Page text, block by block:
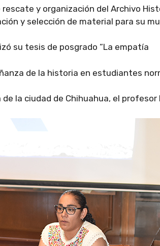
y organización del Archivo
y selección de material para su
su tesis de posgrado “La empatía
de la historia en estudiantes
la ciudad de Chihuahua, el